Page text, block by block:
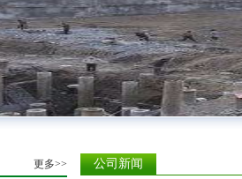
更多>> 公司新闻